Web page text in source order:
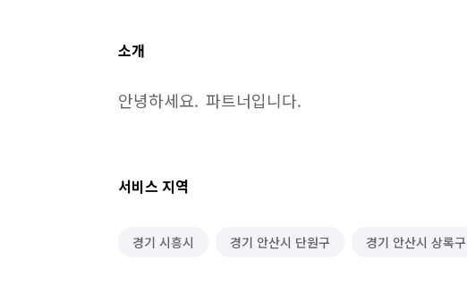
소개
안녕하세요.  파트너입니다.
서비스 지역
경기 시흥시 경기 안산시 단원구 경기 안산시 상록구